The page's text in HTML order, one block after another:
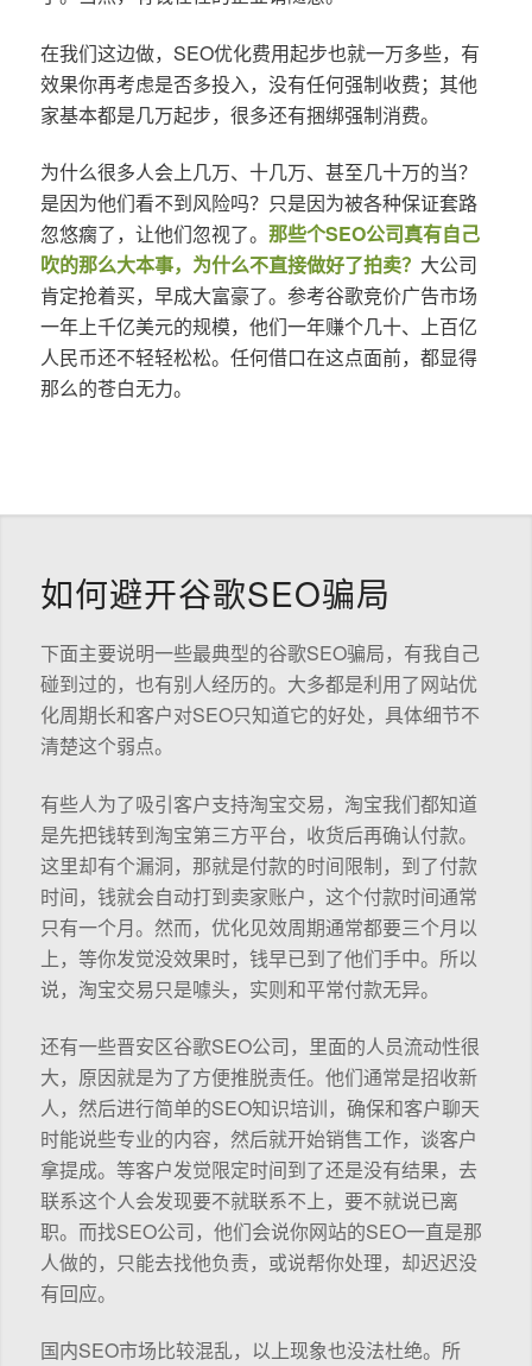
在我们这边做，SEO优化费用起步也就一万多些，有
效果你再考虑是否多投入，没有任何强制收费；其他
家基本都是几万起步，很多还有捆绑强制消费。
为什么很多人会上几万、十几万、甚至几十万的当？
是因为他们看不到风险吗？只是因为被各种保证套路
忽悠瘸了，让他们忽视了。 那些个SEO公司真有自己
吹的那么大本事，为什么不直接做好了拍卖？ 大公司
肯定抢着买，早成大富豪了。参考谷歌竞价广告市场
一年上千亿美元的规模，他们一年赚个几十、上百亿
人民币还不轻轻松松。任何借口在这点面前，都显得
那么的苍白无力。
如何避开谷歌SEO骗局
下面主要说明一些最典型的谷歌SEO骗局，有我自己
碰到过的，也有别人经历的。大多都是利用了网站优
化周期长和客户对SEO只知道它的好处，具体细节不
清楚这个弱点。
有些人为了吸引客户支持淘宝交易，淘宝我们都知道
是先把钱转到淘宝第三方平台，收货后再确认付款。
这里却有个漏洞，那就是付款的时间限制，到了付款
时间，钱就会自动打到卖家账户，这个付款时间通常
只有一个月。然而，优化见效周期通常都要三个月以
上，等你发觉没效果时，钱早已到了他们手中。所以
说，淘宝交易只是噱头，实则和平常付款无异。
还有一些晋安区谷歌SEO公司，里面的人员流动性很
大，原因就是为了方便推脱责任。他们通常是招收新
人，然后进行简单的SEO知识培训，确保和客户聊天
时能说些专业的内容，然后就开始销售工作，谈客户
拿提成。等客户发觉限定时间到了还是没有结果，去
联系这个人会发现要不就联系不上，要不就说已离
职。而找SEO公司，他们会说你网站的SEO一直是那
人做的，只能去找他负责，或说帮你处理，却迟迟没
有回应。
国内SEO市场比较混乱，以上现象也没法杜绝。所